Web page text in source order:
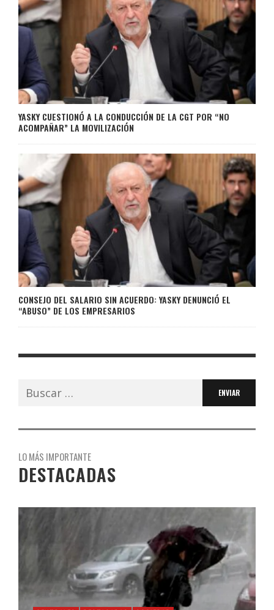
YASKY CUESTIONÓ A LA CONDUCCIÓN DE LA CGT POR “NO
ACOMPAÑAR” LA MOVILIZACIÓN
CONSEJO DEL SALARIO SIN ACUERDO: YASKY DENUNCIÓ EL
“ABUSO” DE LOS EMPRESARIOS
Buscar:
LO MÁS IMPORTANTE
DESTACADAS